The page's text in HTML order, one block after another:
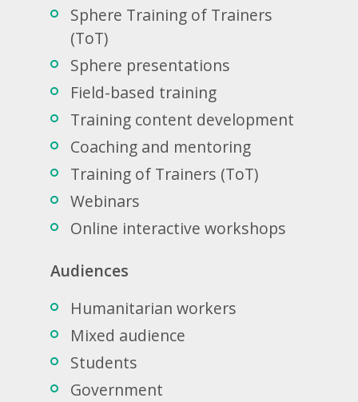
Sphere Training of Trainers
(ToT)
Sphere presentations
Field-based training
Training content development
Coaching and mentoring
Training of Trainers (ToT)
Webinars
Online interactive workshops
Audiences
Humanitarian workers
Mixed audience
Students
Government